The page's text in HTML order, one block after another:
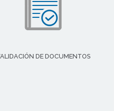
DE DOCUMENTOS